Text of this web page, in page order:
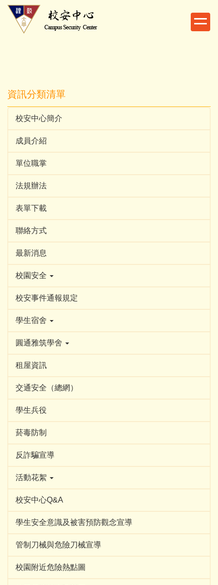
跳
資訊分類清單
校安中心簡介
成員介紹
單位職掌
法規辦法
表單下載
聯絡方式
最新消息
校園安全
校安事件通報規定
學生宿舍
圓通雅筑學舍
租屋資訊
交通安全（總網）
學生兵役
菸毒防制
反詐騙宣導
活動花絮
校安中心Q&A
學生安全意識及被害預防觀念宣導
管制刀械與危險刀械宣導
校園附近危險熱點圖